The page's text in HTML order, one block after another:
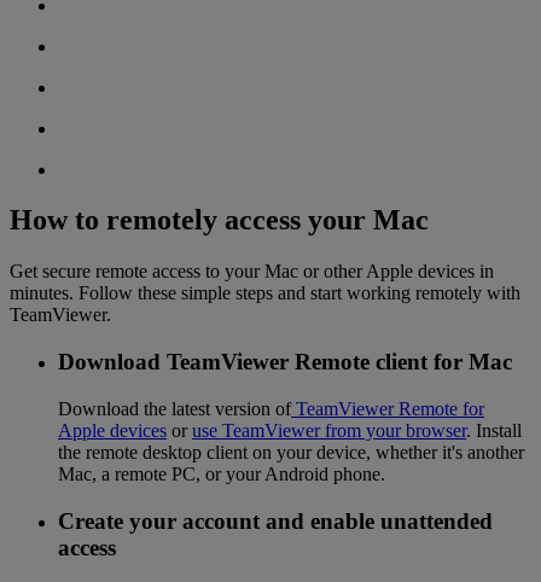
How to remotely access your Mac
Get secure remote access to your Mac or other Apple devices in
minutes. Follow these simple steps and start working remotely with
TeamViewer.
Download TeamViewer Remote client for Mac
Download the latest version ofTeamViewer Remote for
Apple devices oruse TeamViewer from your browser. Install
the remote desktop client on your device, whether it's another
Mac, a remote PC, or your Android phone.
Create your account and enable unattended
access